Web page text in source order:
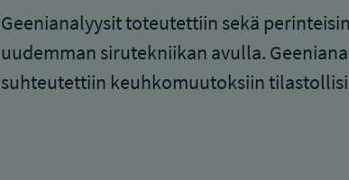
Geenianalyysit toteutettiin sekä
uudemman sirutekniikan avulla.
suhteutettiin keuhkomuutoksiin